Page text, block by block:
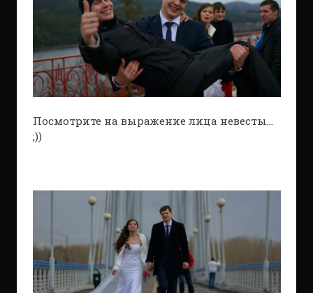
Посмотрите на выражение лица невесты…
;))